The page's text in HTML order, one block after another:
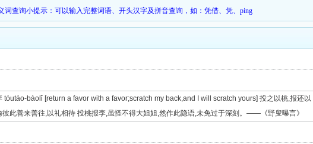
词查询小提示：可以输入完整词语、开头汉字及拼音查询，如：凭借、凭、ping
tóutáo-bàolǐ [return a favor with a favor;scratch my back,and I will scratch yours] 投之以桃,报还以
彼此善来善往,以礼相待 投桃报李,虽怪不得大姐姐,然作此隐语,未免过于深刻。——《野叟曝言》